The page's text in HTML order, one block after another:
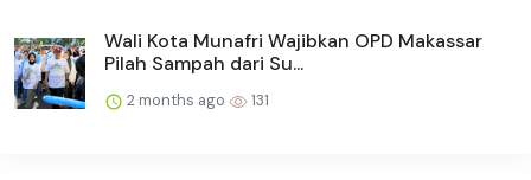
Wali Kota Munafri Wajibkan OPD Makassar
Pilah Sampah dari Su...
2 months ago 131